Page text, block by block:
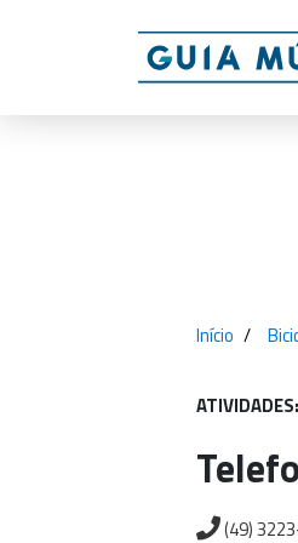
Início
ATIVIDADES:
(49)